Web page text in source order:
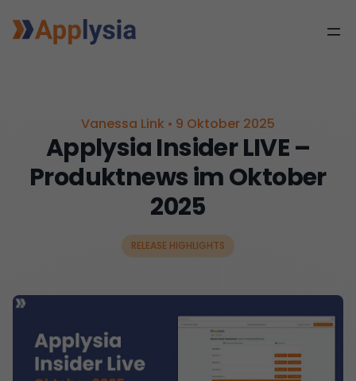
Vanessa Link • 9 Oktober 2025
Applysia Insider LIVE –
Produktnews im Oktober
2025
RELEASE HIGHLIGHTS